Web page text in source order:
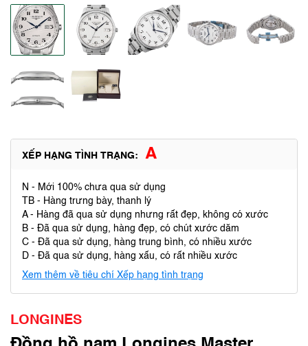
XẾP HẠNG TÌNH TRẠNG: A
N - Mới 100% chưa qua sử dụng
TB - Hàng trưng bày, thanh lý
A - Hàng đã qua sử dụng nhưng rất đẹp, không có xước
B - Đã qua sử dụng, hàng đẹp, có chút xước dăm
C - Đã qua sử dụng, hàng trung bình, có nhiều xước
D - Đã qua sử dụng, hàng xấu, có rất nhiều xước
Xem thêm về tiêu chí Xếp hạng tình trạng
LONGINES